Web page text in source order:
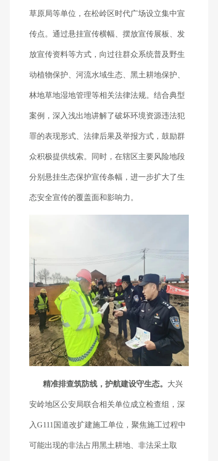
草原局等单位，在松岭区时代广场设立集中宣
传点。通过悬挂宣传横幅、摆放宣传展板、发
放宣传资料等方式，向过往群众系统普及野生
动植物保护、河流水域生态、黑土耕地保护、
林地草地湿地管理等相关法律法规。结合典型
案例，深入浅出地讲解了破坏环境资源违法犯
罪的表现形式、法律后果及举报方式，鼓励群
众积极提供线索。同时，在辖区主要风险地段
分别悬挂生态保护宣传条幅，进一步扩大了生
态安全宣传的覆盖面和影响力。
精准排查筑防线，护航建设守生态。 大兴
安岭地区公安局联合相关单位成立检查组，深
入G111国道改扩建施工单位，聚焦施工过程中
可能出现的非法占用黑土耕地、非法采土取